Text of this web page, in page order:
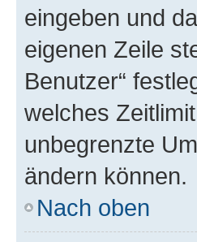
eingeben und
eigenen Zeile
Benutzer“
welches
unbegrenzte
ändern können.
Nach oben